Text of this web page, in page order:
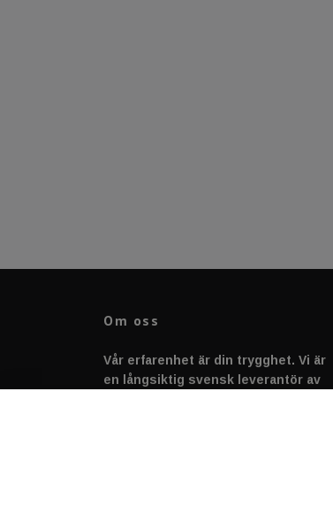
Om oss
Vår erfarenhet är din trygghet. Vi är
en långsiktig svensk leverantör av